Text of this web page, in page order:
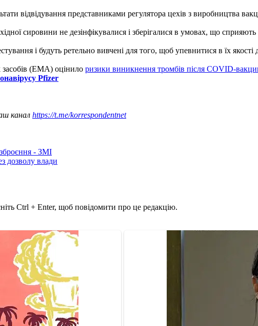
відвідування представниками регулятора цехів з виробництва
сировини не дезінфікувалися і зберігалися в умовах, що
і будуть ретельно вивчені для того, щоб упевнитися в їх
засобів (ЕМА) оцінило ризики виникнення тромбів після COVID-
Pfizer
канал https://t.me/korrespondentnet
- ЗМІ
дозволу влади
Ctrl + Enter, щоб повідомити про це редакцію.